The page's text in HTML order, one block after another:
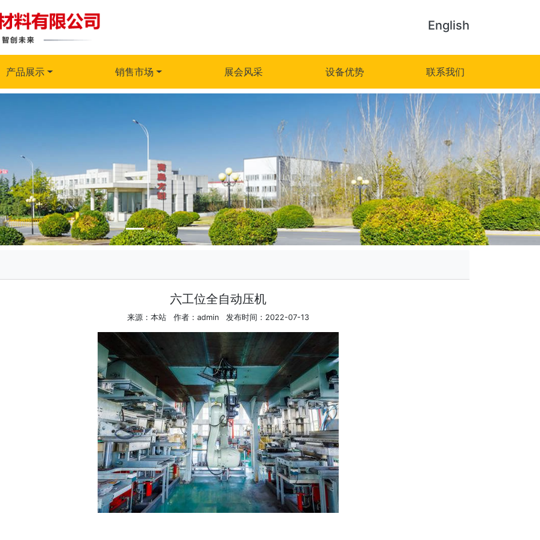
English
产品展示 销售市场 展会风采 设备优势 联系我们
六工位全自动压机
来源：本站 作者：admin 发布时间：2022-07-13